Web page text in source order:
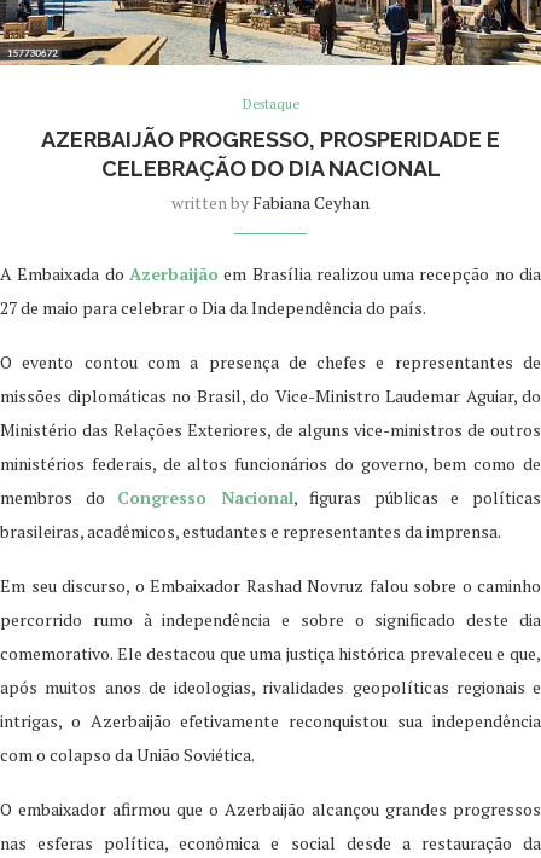
Destaque
AZERBAIJÃO PROGRESSO, PROSPERIDADE E
CELEBRAÇÃO DO DIA NACIONAL
written byFabiana Ceyhan
A Embaixada do Azerbaijão em Brasília realizou uma recepção no dia
27 de maio para celebrar o Dia da Independência do país.
O evento contou com a presença de chefes e representantes de
missões diplomáticas no Brasil, do Vice-Ministro Laudemar Aguiar, do
Ministério das Relações Exteriores, de alguns vice-ministros de outros
ministérios federais, de altos funcionários do governo, bem como de
membros do Congresso Nacional, figuras públicas e políticas
brasileiras, acadêmicos, estudantes e representantes da imprensa.
Em seu discurso, o Embaixador Rashad Novruz falou sobre o caminho
percorrido rumo à independência e sobre o significado deste dia
comemorativo. Ele destacou que uma justiça histórica prevaleceu e que,
após muitos anos de ideologias, rivalidades geopolíticas regionais e
intrigas, o Azerbaijão efetivamente reconquistou sua independência
com o colapso da União Soviética.
O embaixador afirmou que o Azerbaijão alcançou grandes progressos
nas esferas política, econômica e social desde a restauração da